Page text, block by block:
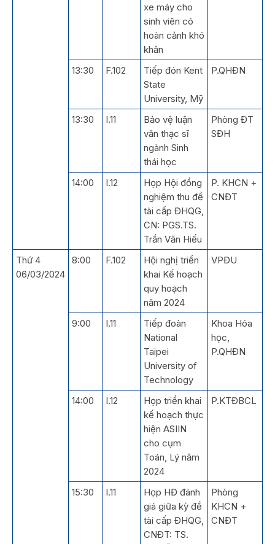
xe máy cho
sinh viên có
hoàn cảnh khó
khăn
13:30 F.102
Tiếp đón Kent
State
University, Mỹ
P.QHĐN
13:30 I.11
Bảo vệ luận
văn thạc sĩ
ngành Sinh
thái học
Phòng ĐT
SĐH
14:00 I.12
Họp Hội đồng
nghiệm thu đề
tài cấp ĐHQG,
CN: PGS.TS.
Trần Văn Hiếu
P. KHCN +
CNĐT
Thứ 4
06/03/2024
8:00 F.102
Hội nghị triển
khai Kế hoạch
quy hoạch
năm 2024
VPĐU
9:00 I.11
Tiếp đoàn
National
Taipei
University of
Technology
Khoa Hóa
học,
P.QHĐN
14:00 I.12
Họp triển khai
kế hoạch thực
hiện ASIIN
cho cụm
Toán, Lý năm
2024
P.KTĐBCL
15:30 I.11
Họp HĐ đánh
giá giữa kỳ đề
tài cấp ĐHQG,
CNĐT: TS.
Phòng
KHCN +
CNĐT